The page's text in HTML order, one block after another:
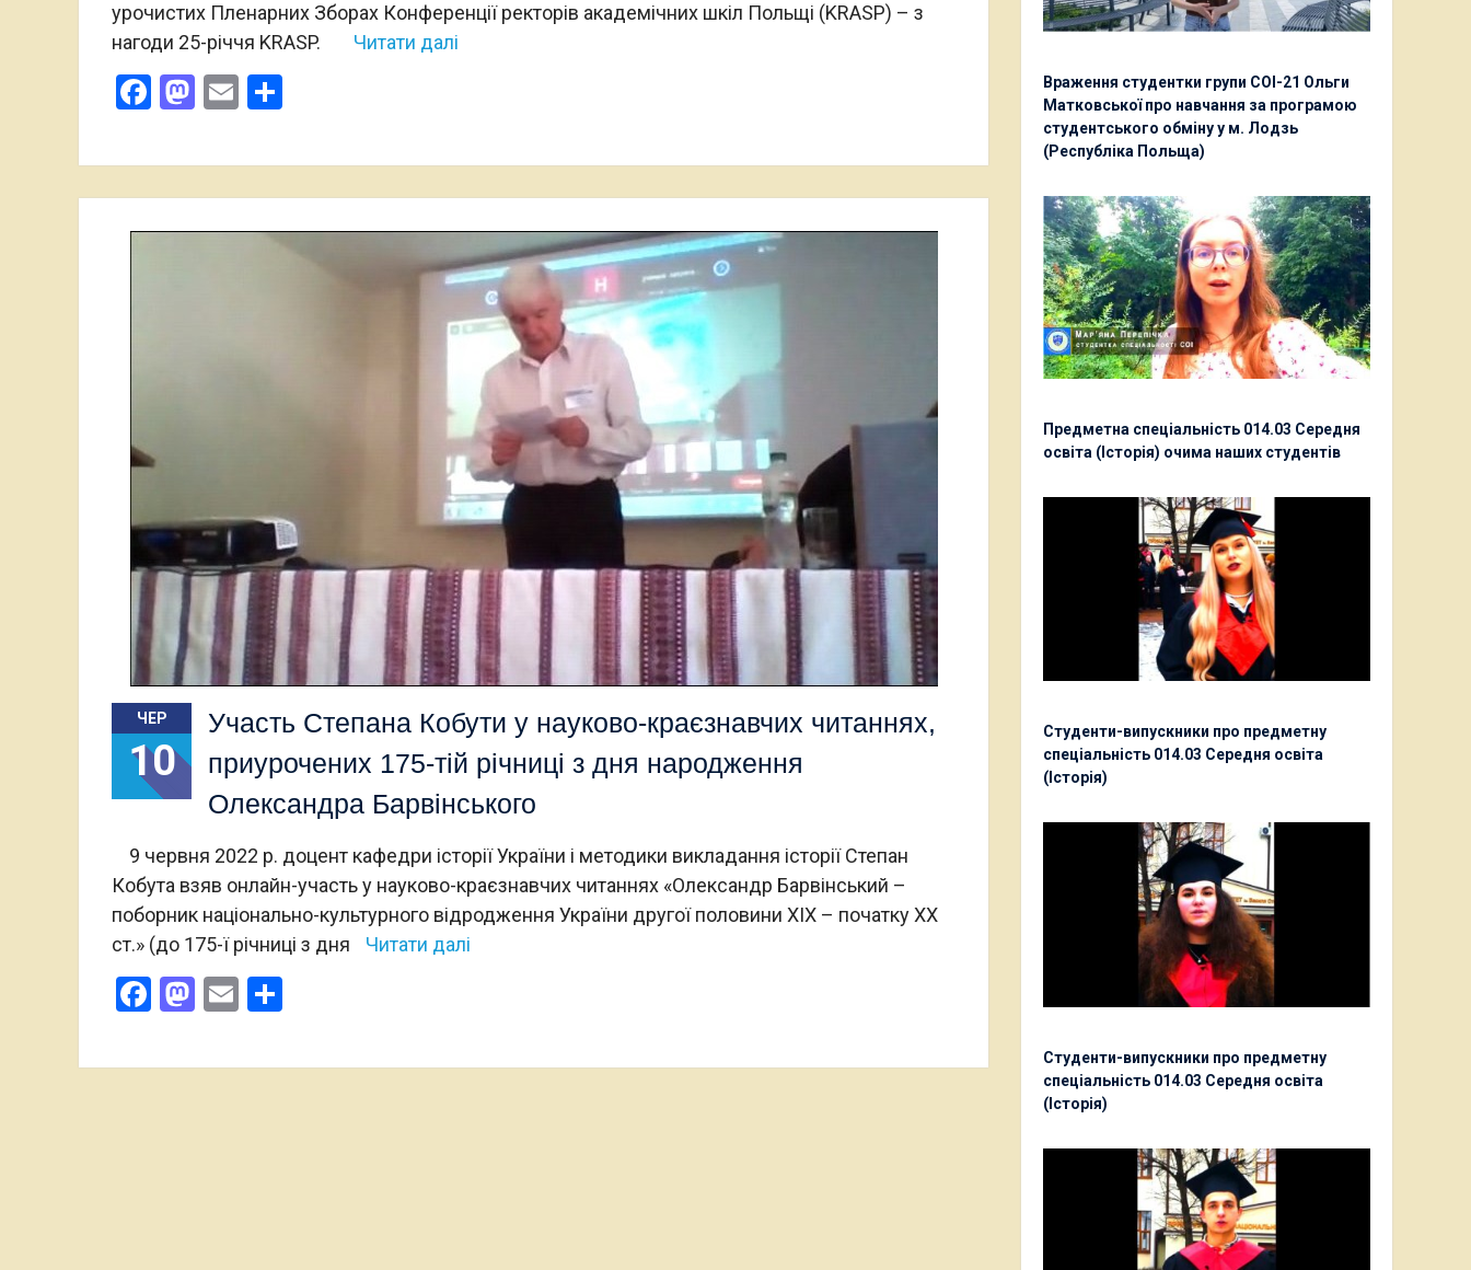
урочистих Пленарних Зборах Конференції ректорів академічних шкіл Польщі (KRASP) – з
нагоди 25-річчя KRASP.
Читати далі
Facebook
Mastodon
Email
ЧЕР
10
Участь Степана Кобути у науково-краєзнавчих читаннях,
приурочених 175-тій річниці з дня народження
Олександра Барвінського
9 червня 2022 р. доцент кафедри історії України і методики викладання історії Степан
Кобута взяв онлайн-участь у науково-краєзнавчих читаннях «Олександр Барвінський –
поборник національно-культурного відродження України другої половини ХІХ – початку ХХ
ст.» (до 175-ї річниці з дня
Читати далі
Facebook
Mastodon
Email
Враження студентки групи СОІ-21 Ольги
Матковської про навчання за програмою
студентського обміну у м. Лодзь
(Республіка Польща)
Предметна спеціальність 014.03 Середня
освіта (Історія) очима наших студентів
Студенти-випускники про предметну
спеціальність 014.03 Середня освіта
(Історія)
Студенти-випускники про предметну
спеціальність 014.03 Середня освіта
(Історія)